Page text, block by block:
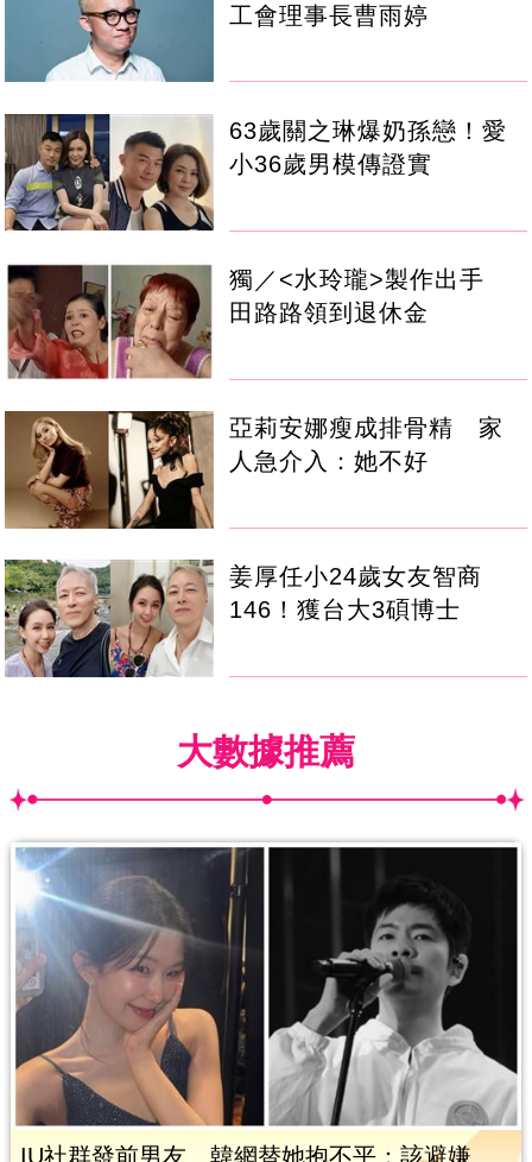
工會理事長曹雨婷
63歲關之琳爆奶孫戀！愛
小36歲男模傳證實
獨／<水玲瓏>製作出手
田路路領到退休金
亞莉安娜瘦成排骨精 家
人急介入：她不好
姜厚任小24歲女友智商
146！獲台大3碩博士
大數據推薦
IU社群發前男友 韓網替她抱不平：該避嫌